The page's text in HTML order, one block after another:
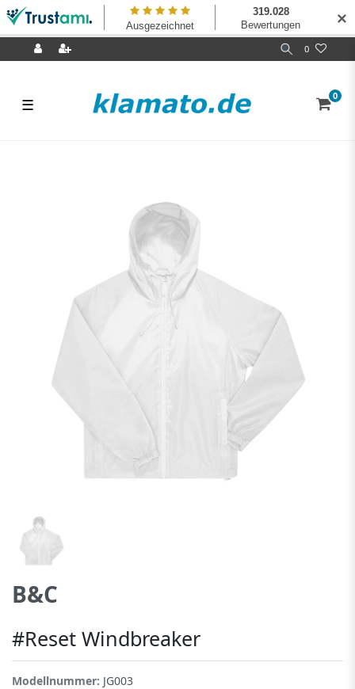
0
☰ 0
B&C
#Reset Windbreaker
Modellnummer: JG003
✕